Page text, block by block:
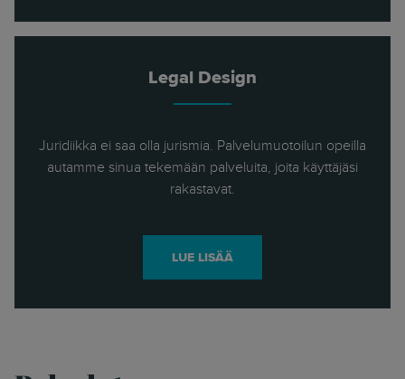
Legal Design
Juridiikka ei saa olla jurismia. Palvelumuotoilun opeilla
autamme sinua tekemään palveluita, joita käyttäjäsi
rakastavat.
LUE LISÄÄ